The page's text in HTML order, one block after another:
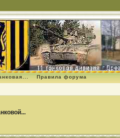
Правила форума